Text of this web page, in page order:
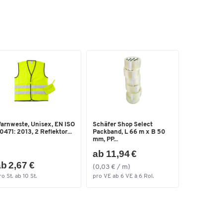
Unisex, EN ISO
2013, 2 Reflektor...
2,67 €
St. ab 10 St.
Schäfer Shop Select
Packband, L 66 m x B 50
mm, PP...
ab 11,94 €
(0,03 € / m)
pro VE ab 6 VE à 6 Rol.